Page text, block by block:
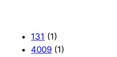
131 (1)
4009 (1)